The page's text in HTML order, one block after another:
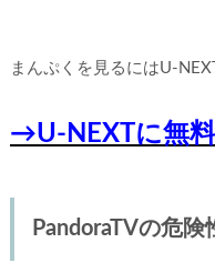
まんぷくを見るにはU-
→U-NEXTに無
PandoraTVの危険